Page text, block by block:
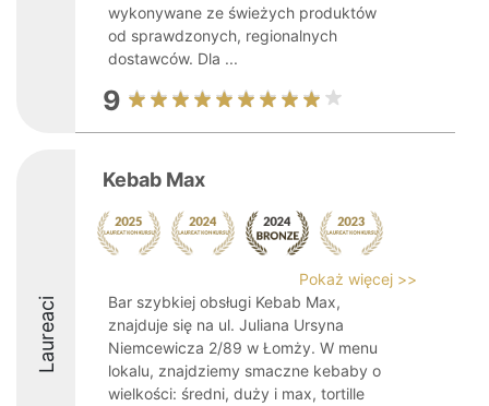
wykonywane ze świeżych produktów
od sprawdzonych, regionalnych
dostawców. Dla ...
9
Laureaci
Kebab Max
Pokaż więcej >>
Bar szybkiej obsługi Kebab Max,
znajduje się na ul. Juliana Ursyna
Niemcewicza 2/89 w Łomży. W menu
lokalu, znajdziemy smaczne kebaby o
wielkości: średni, duży i max, tortille